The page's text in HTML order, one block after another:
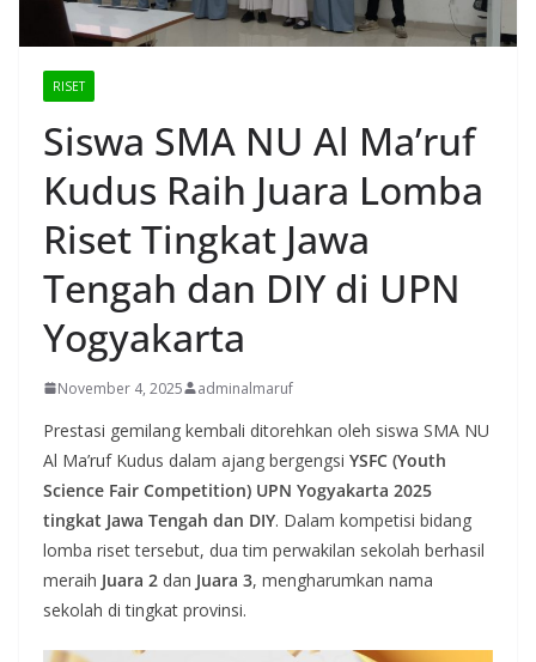
RISET
Siswa SMA NU Al Ma’ruf
Kudus Raih Juara Lomba
Riset Tingkat Jawa
Tengah dan DIY di UPN
Yogyakarta
November 4, 2025 adminalmaruf
Prestasi gemilang kembali ditorehkan oleh siswa SMA NU
Al Ma’ruf Kudus dalam ajang bergengsi YSFC (Youth
Science Fair Competition) UPN Yogyakarta 2025
tingkat Jawa Tengah dan DIY. Dalam kompetisi bidang
lomba riset tersebut, dua tim perwakilan sekolah berhasil
meraih Juara 2 dan Juara 3, mengharumkan nama
sekolah di tingkat provinsi.